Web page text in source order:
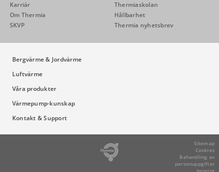
Karriär
Thermiaskolan
Om Thermia
Hållbarhet
SKVP
Thermia nyhetsbrev
Bergvärme & Jordvärme
Luftvärme
Våra produkter
Värmepump-kunskap
Kontakt & Support
Sitemap
Cookies
Behandling av
personuppgifter
Imprint